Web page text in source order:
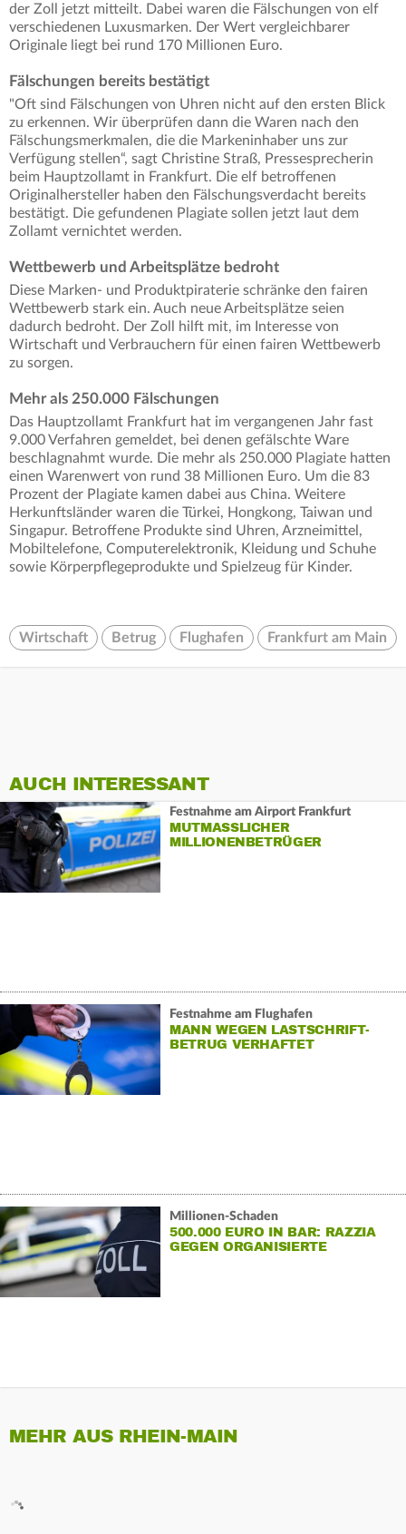
der Zoll jetzt mitteilt. Dabei waren die Fälschungen von elf
verschiedenen Luxusmarken. Der Wert vergleichbarer
Originale liegt bei rund 170 Millionen Euro.
Fälschungen bereits bestätigt
"Oft sind Fälschungen von Uhren nicht auf den ersten Blick
zu erkennen. Wir überprüfen dann die Waren nach den
Fälschungsmerkmalen, die die Markeninhaber uns zur
Verfügung stellen“, sagt Christine Straß, Pressesprecherin
beim Hauptzollamt in Frankfurt. Die elf betroffenen
Originalhersteller haben den Fälschungsverdacht bereits
bestätigt. Die gefundenen Plagiate sollen jetzt laut dem
Zollamt vernichtet werden.
Wettbewerb und Arbeitsplätze bedroht
Diese Marken- und Produktpiraterie schränke den fairen
Wettbewerb stark ein. Auch neue Arbeitsplätze seien
dadurch bedroht. Der Zoll hilft mit, im Interesse von
Wirtschaft und Verbrauchern für einen fairen Wettbewerb
zu sorgen.
Mehr als 250.000 Fälschungen
Das Hauptzollamt Frankfurt hat im vergangenen Jahr fast
9.000 Verfahren gemeldet, bei denen gefälschte Ware
beschlagnahmt wurde. Die mehr als 250.000 Plagiate hatten
einen Warenwert von rund 38 Millionen Euro. Um die 83
Prozent der Plagiate kamen dabei aus China. Weitere
Herkunftsländer waren die Türkei, Hongkong, Taiwan und
Singapur. Betroffene Produkte sind Uhren, Arzneimittel,
Mobiltelefone, Computerelektronik, Kleidung und Schuhe
sowie Körperpflegeprodukte und Spielzeug für Kinder.
Wirtschaft Betrug Flughafen Frankfurt am Main
AUCH INTERESSANT
Festnahme am Airport Frankfurt
MUTMASSLICHER M
ILLIONENBETRÜGER G
Festnahme am Flughafen
MANN WEGEN LASTSCHRIFT-
BETRUG VERHAFTET
Millionen-Schaden
500.000 EURO IN BAR: RAZZIA
GEGEN ORGANISIERTE
MEHR AUS RHEIN-MAIN